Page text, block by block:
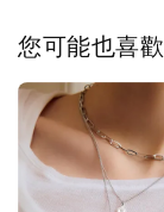
您可能也喜歡